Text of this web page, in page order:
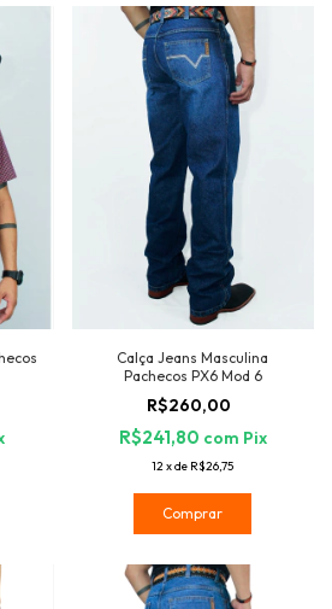
Calça Jeans Masculina
Pachecos PX6 Mod 6
R$260,00
R$241,80 com Pix
12xde R$26,75
Comprar